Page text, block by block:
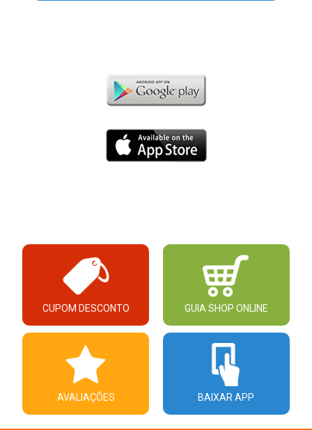
CUPOM DESCONTO GUIA SHOP ONLINE
AVALIAÇÕES BAIXAR APP